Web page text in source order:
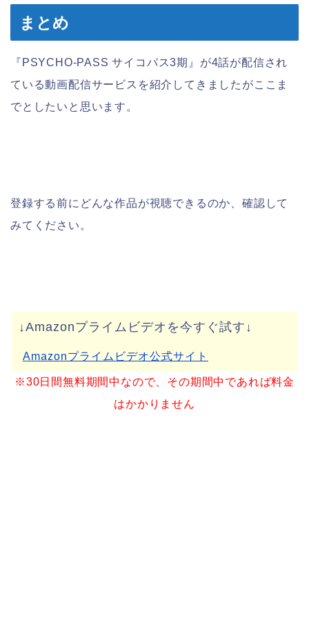
まとめ
『PSYCHO-PASS サイコパス3期』が4話が配信され
ている動画配信サービスを紹介してきましたがここま
でとしたいと思います。
登録する前にどんな作品が視聴できるのか、確認して
みてください。
↓Amazonプライムビデオを今すぐ試す↓
Amazonプライムビデオ公式サイト
※30日間無料期間中なので、その期間中であれば料金
はかかりません